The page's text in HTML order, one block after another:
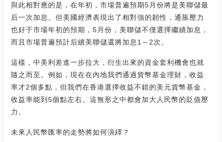
與此相對應的是，在年初，市場普遍預期5月份將是美聯儲最
后一次加息。但美國經濟表現出了相對強的韌性，通脹壓力
也好于市場年初的預期，5月份，美聯儲不僅選擇繼續加息，
而且市場普遍預計后續美聯儲還將加息1～2次。
這樣，中美利差進一步拉大，衍生出來的資金套利機會也就
隨之而至。例如，現在在內地我們通過貨幣基金理財，收益
率才2個多點，但我們在香港選擇收益不錯的美元貨幣基金，
收益率能到5個點左右。這無形之中都會加大人民幣的貶值壓
力。
未來人民幣匯率的走勢將如何演繹？